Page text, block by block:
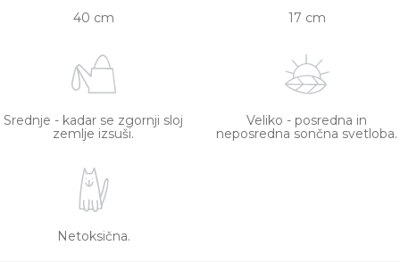
40 cm 17 cm
Srednje - kadar se zgornji sloj
zemlje izsuši.
Veliko - posredna in
neposredna sončna svetloba.
Netoksična.